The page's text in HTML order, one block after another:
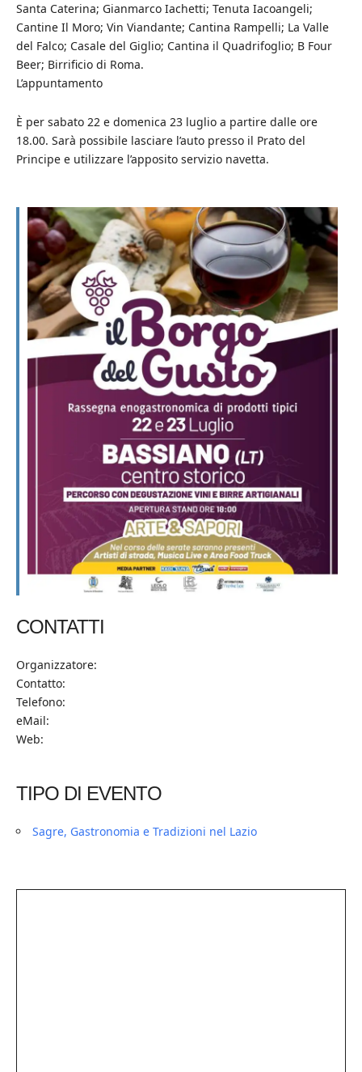
Santa Caterina; Gianmarco Iachetti; Tenuta Iacoangeli;
Cantine Il Moro; Vin Viandante; Cantina Rampelli; La Valle
del Falco; Casale del Giglio; Cantina il Quadrifoglio; B Four
Beer; Birrificio di Roma.
L’appuntamento
È per sabato 22 e domenica 23 luglio a partire dalle ore
18.00. Sarà possibile lasciare l’auto presso il Prato del
Principe e utilizzare l’apposito servizio navetta.
CONTATTI
Organizzatore:
Contatto:
Telefono:
eMail:
Web:
TIPO DI EVENTO
Sagre, Gastronomia e Tradizioni nel Lazio